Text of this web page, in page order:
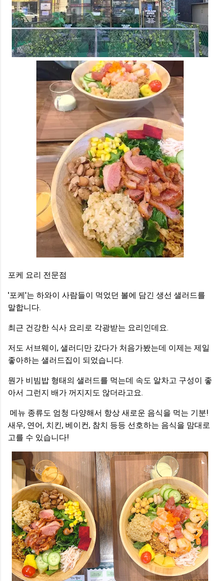
포케 요리 전문점
'포케'는 하와이 사람들이 먹었던 볼에 담긴 생선 샐러드를
말합니다.
최근 건강한 식사 요리로 각광받는 요리인데요.
저도 서브웨이, 샐러디만 갔다가 처음가봤는데 이제는 제일
좋아하는 샐러드집이 되었습니다.
뭔가 비빔밥 형태의 샐러드를 먹는데 속도 알차고 구성이 좋
아서 그런지 배가 꺼지지도 않더라고요.
메뉴 종류도 엄청 다양해서 항상 새로운 음식을 먹는 기분!
새우, 연어, 치킨, 베이컨, 참치 등등 선호하는 음식을 맘대로
고를 수 있습니다!